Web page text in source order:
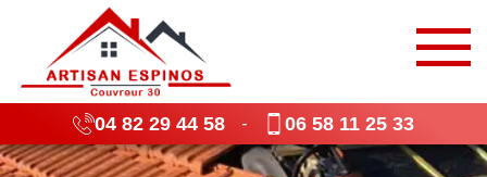
04 82 29 44 58 - 06 58 11 25 33